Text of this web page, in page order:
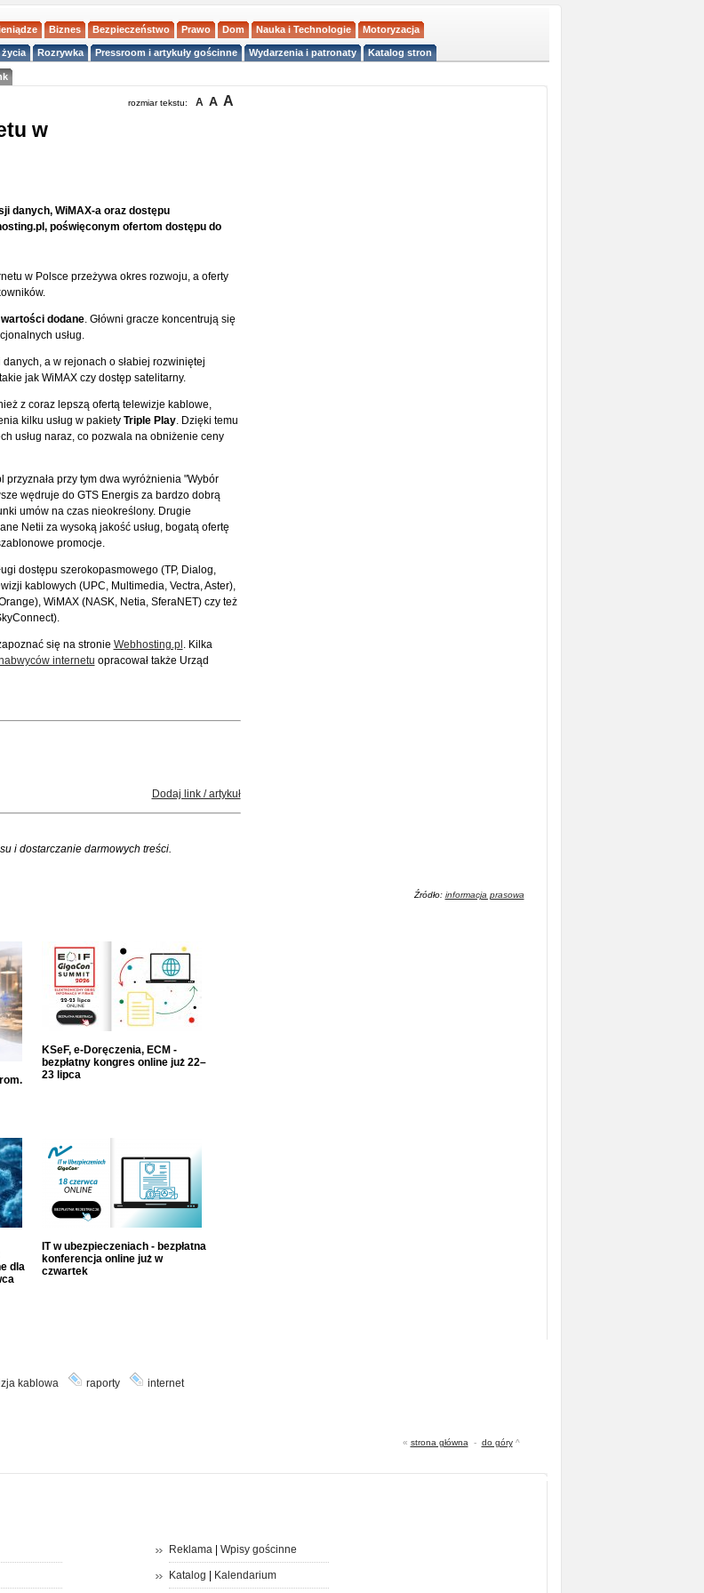
Biznes Bezpieczeństwo Prawo Dom Nauka i Technologie Motoryzacja
Rozrywka Pressroom i artykuły gościnne Wydarzenia i patronaty Katalog stron
rozmiar tekstu: A A A
w
danych, WiMAX-a oraz dostępu
poświęconym ofertom dostępu do
w Polsce przeżywa okres rozwoju, a oferty
dodane. Główni gracze koncentrują się
usług.
a w rejonach o słabiej rozwiniętej
jak WiMAX czy dostęp satelitarny.
z coraz lepszą ofertą telewizje kablowe,
kilku usług w pakiety Triple Play. Dzięki temu
usług naraz, co pozwala na obniżenie ceny
przyznała przy tym dwa wyróżnienia "Wybór
wędruje do GTS Energis za bardzo dobrą
umów na czas nieokreślony. Drugie
Netii za wysoką jakość usług, bogatą ofertę
promocje.
dostępu szerokopasmowego (TP, Dialog,
kablowych (UPC, Multimedia, Vectra, Aster),
WiMAX (NASK, Netia, SferaNET) czy też
się na stronie Webhosting.pl . Kilka
internetu opracował także Urząd
Dodaj link / artykuł
i dostarczanie darmowych treści.
Źródło: informacja prasowa
KSeF, e-Doręczenia, ECM -
bezpłatny kongres online już 22–
23 lipca
dla
IT w ubezpieczeniach - bezpłatna
konferencja online już w
czwartek
kablowa raporty
internet
« strona główna - do góry^
Reklama| Wpisy gościnne
Katalog Kalendarium